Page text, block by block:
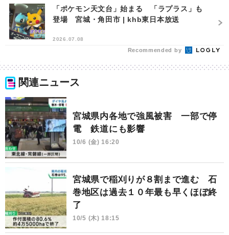
「ポケモン天文台」始まる 「ラプラス」も
登場 宮城・角田市 | khb東日本放送
2026.07.08
Recommended by
関連ニュース
宮城県内各地で強風被害 一部で停
電 鉄道にも影響
10/6 (金) 16:20
宮城県で稲刈りが８割まで進む 石
巻地区は過去１０年最も早くほぼ終
了
10/5 (木) 18:15